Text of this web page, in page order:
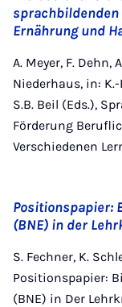
Ernährung und
A. Meyer, F. Dehn,
Niederhaus, in:
S.B. Beil (Eds.),
Förderung
Verschiedenen
Positionspapier:
(BNE) in der
S. Fechner, K.
Positionspapier:
(BNE) in Der